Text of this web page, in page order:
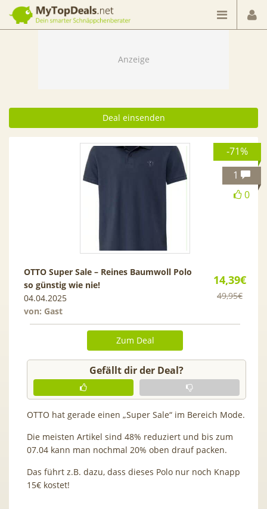
Dein smarter Schnäppchenberater
Deal einsenden
-71%
0
1
14,39€
49,95€
OTTO Super Sale – Reines Baumwoll Polo
so günstig wie nie!
04.04.2025
von: Gast
Zum Deal
Gefällt dir der Deal?
OTTO hat gerade einen „Super Sale“ im Bereich Mode.
Die meisten Artikel sind 48% reduziert und bis zum
07.04 kann man nochmal 20% oben drauf packen.
Das führt z.B. dazu, dass dieses Polo nur noch Knapp
15€ kostet!